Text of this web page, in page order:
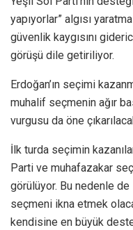
yapıyorlar” algısı
güvenlik kaygısını
görüşü dile getiriliyor.
Erdoğan’ın seçimi
muhalif seçmenin ağır
vurgusu da öne
İlk turda seçimin
Parti ve muhafazakar
görülüyor. Bu nedenle de
seçmeni ikna etmek
kendisine en büyük